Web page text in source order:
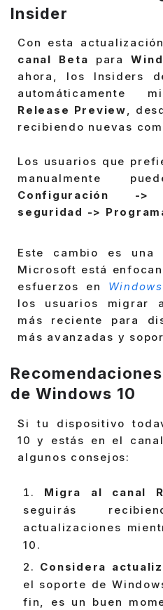
Insider
Con esta
canal Beta para
ahora, los Insiders
automáticamente
Release Preview,
recibiendo nuevas
Los usuarios que
manualmente
Configuración -
seguridad ->
Este cambio es
Microsoft está
esfuerzos en
los usuarios migrar
más reciente para
más avanzadas y
de Windows 10
Si tu dispositivo
10 y estás en el
algunos consejos:
Migra al canal
seguirás
actualizaciones
10.
Considera
el soporte de
fin, es un buen